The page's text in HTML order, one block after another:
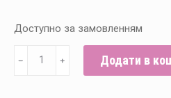
Доступно за замовленням
Elodie
﹣ ﹢ Додати в